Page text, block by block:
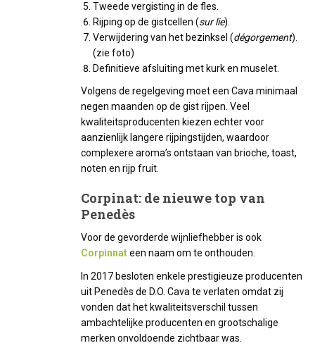
Tweede vergisting in de fles.
Rijping op de gistcellen (sur lie).
Verwijdering van het bezinksel (dégorgement).
(zie foto)
Definitieve afsluiting met kurk en muselet.
Volgens de regelgeving moet een Cava minimaal
negen maanden op de gist rijpen. Veel
kwaliteitsproducenten kiezen echter voor
aanzienlijk langere rijpingstijden, waardoor
complexere aroma’s ontstaan van brioche, toast,
noten en rijp fruit.
Corpinat: de nieuwe top van
Penedès
Voor de gevorderde wijnliefhebber is ook
Corpinnateen naam om te onthouden.
In 2017 besloten enkele prestigieuze producenten
uit Penedès de D.O. Cava te verlaten omdat zij
vonden dat het kwaliteitsverschil tussen
ambachtelijke producenten en grootschalige
merken onvoldoende zichtbaar was.